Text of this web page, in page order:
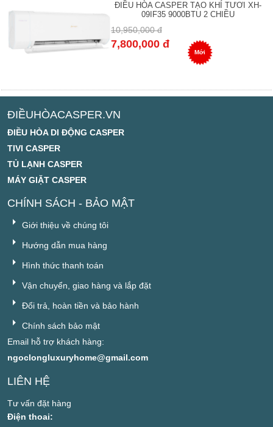
ĐIỀU HÒA CASPER TẠO KHÍ TƯƠI XH-
09IF35 9000BTU 2 CHIỀU
10,950,000 đ
7,800,000 đ
Mới
ĐIỀUHÒACASPER.VN
ĐIỀU HÒA DI ĐỘNG CASPER
TIVI CASPER
TỦ LẠNH CASPER
MÁY GIẶT CASPER
CHÍNH SÁCH - BẢO MẬT
Giới thiệu về chúng tôi
Hướng dẫn mua hàng
Hình thức thanh toán
Vận chuyển, giao hàng và lắp đặt
Đổi trả, hoàn tiền và bảo hành
Chính sách bảo mật
Email hỗ trợ khách hàng:
ngoclongluxuryhome@gmail.com
LIÊN HỆ
Tư vấn đặt hàng
Điện thoai: